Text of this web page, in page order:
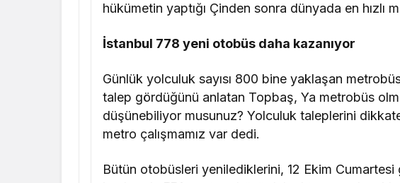
hükümetin yaptığı Çinden sonra dünyada en hızlı
İstanbul 778 yeni otobüs daha kazanıyor
Günlük yolculuk sayısı 800 bine yaklaşan
talep gördüğünü anlatan Topbaş, Ya metrobüs
düşünebiliyor musunuz? Yolculuk taleplerini
metro çalışmamız var dedi.
Bütün otobüsleri yenilediklerini, 12 Ekim Cumartesi